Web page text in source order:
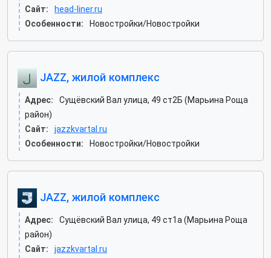
Сайт:
head-liner.ru
Особенности:
Новостройки/Новостройки
JAZZ, жилой комплекс
Адрес:
Сущёвский Вал улица, 49 ст2Б (Марьина Роща
район)
Сайт:
jazzkvartal.ru
Особенности:
Новостройки/Новостройки
JAZZ, жилой комплекс
Адрес:
Сущёвский Вал улица, 49 ст1а (Марьина Роща
район)
Сайт:
jazzkvartal.ru